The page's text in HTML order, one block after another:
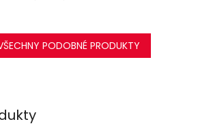
PODOBNÉ PRODUKTY